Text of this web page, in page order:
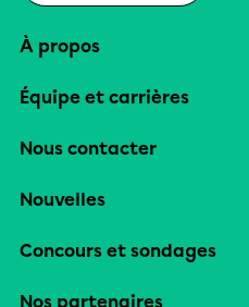
À propos
Équipe et carrières
Nous contacter
Nouvelles
Concours et sondages
Nos partenaires